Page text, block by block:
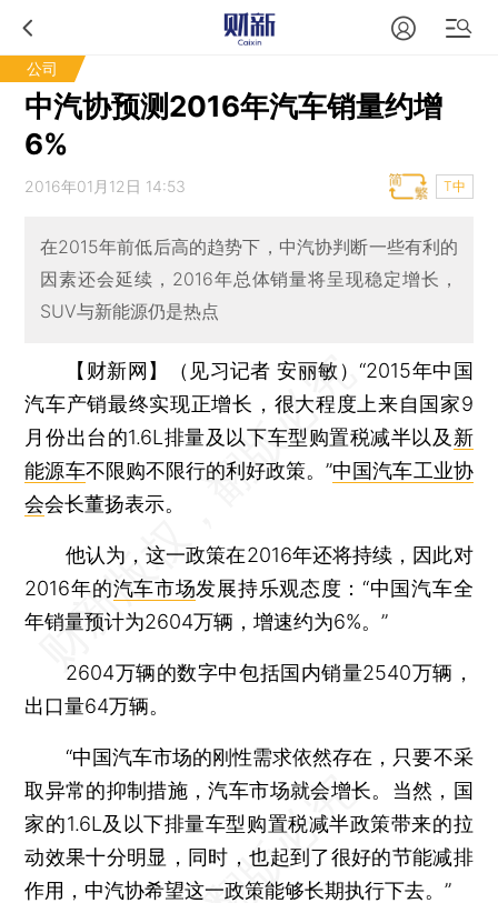
公司
中汽协预测2016年汽车销量约增
6%
2016年01月12日 14:53 T中
在2015年前低后高的趋势下，中汽协判断一些有利的
因素还会延续，2016年总体销量将呈现稳定增长，
SUV与新能源仍是热点
【财新网】（见习记者 安丽敏）“2015年中国
汽车产销最终实现正增长，很大程度上来自国家9
月份出台的1.6L排量及以下车型购置税减半以及 新
能源车不限购不限行的利好政策。”中国汽车工业协
会会长董扬表示。
他认为，这一政策在2016年还将持续，因此对
2016年的汽车市场发展持乐观态度：“中国汽车全
年销量预计为2604万辆，增速约为6%。”
2604万辆的数字中包括国内销量2540万辆，
出口量64万辆。
“中国汽车市场的刚性需求依然存在，只要不采
取异常的抑制措施，汽车市场就会增长。当然，国
家的1.6L及以下排量车型购置税减半政策带来的拉
动效果十分明显，同时，也起到了很好的节能减排
作用，中汽协希望这一政策能够长期执行下去。”